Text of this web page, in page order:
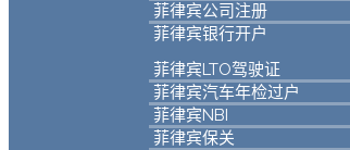
菲律宾公司注册
菲律宾银行开户
菲律宾LTO驾驶证
菲律宾汽车年检过户
菲律宾NBI
菲律宾保关